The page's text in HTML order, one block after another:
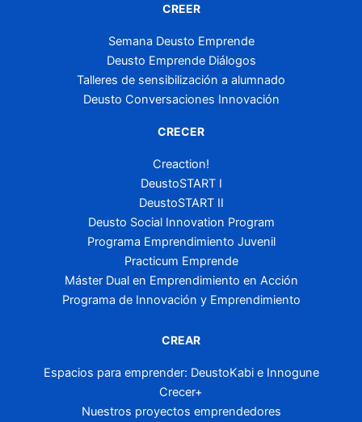
CREER
Semana Deusto Emprende
Deusto Emprende Diálogos
Talleres de sensibilización a alumnado
Deusto Conversaciones Innovación
CRECER
Creaction!
DeustoSTART I
DeustoSTART II
Deusto Social Innovation Program
Programa Emprendimiento Juvenil
Practicum Emprende
Máster Dual en Emprendimiento en Acción
Programa de Innovación y Emprendimiento
CREAR
Espacios para emprender: DeustoKabi e Innogune
Crecer+
Nuestros proyectos emprendedores